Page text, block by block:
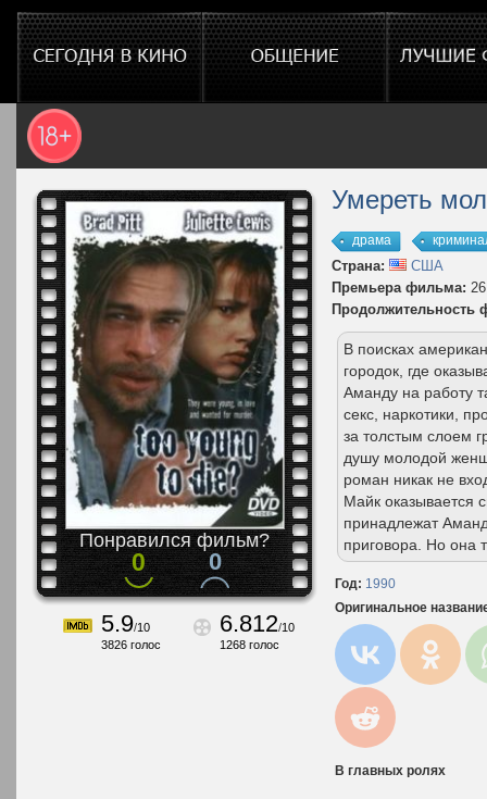
Понравился фильм?
0 0
5.9/10
3826 голос
6.812/10
1268 голос
Умереть
драма
Страна:
США
Премьера фильма:
Продолжительность
В поисках
городок, где
Аманду на работу
секс, наркотики,
за толстым слоем
душу молодой
роман никак не
Майк оказывается
принадлежат
приговора. Но она
Год: 1990
Оригинальное
В главных ролях